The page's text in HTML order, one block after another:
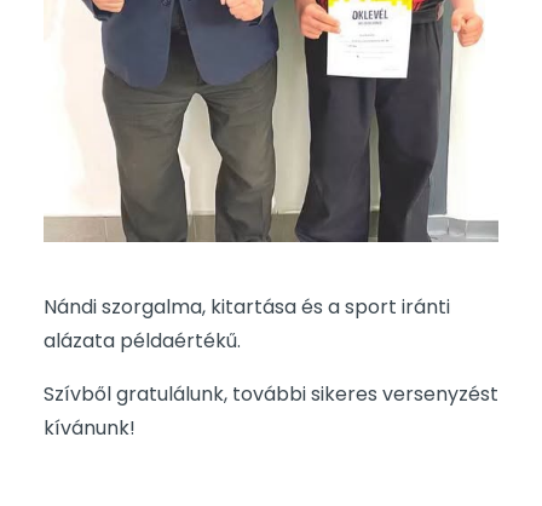
Nándi szorgalma, kitartása és a sport iránti
alázata példaértékű.
Szívből gratulálunk, további sikeres versenyzést
kívánunk!